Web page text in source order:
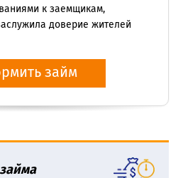
к заемщикам,
доверие жителей
займ